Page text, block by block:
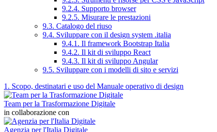
9.2.4. Supporto browser
9.2.5. Misurare le prestazioni
9.3. Catalogo del riuso
9.4. Sviluppare con il design system .italia
9.4.1. Il framework Bootstrap Italia
9.4.2. Il kit di sviluppo React
9.4.3. Il kit di sviluppo Angular
9.5. Sviluppare con i modelli di sito e servizi
1. Scopo, destinatari e uso del Manuale operativo di design
Team per la Trasformazione Digitale
in collaborazione con
Agenzia per l'Italia Digitale